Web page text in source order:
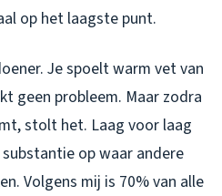
op het laagste punt.
Je spoelt warm vet van
geen probleem. Maar zodra
stolt het. Laag voor laag
op waar andere
Volgens mij is 70% van alle